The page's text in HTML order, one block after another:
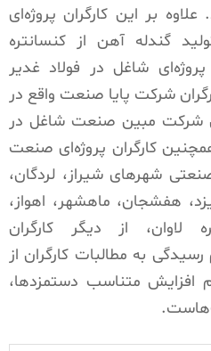
بر این کارگران پروژه‌ای
گندله آهن از كنسانتره
پروژه‌ای شاغل در فولاد غدیر
شرکت پایا صنعت واقع در
شرکت مبین صنعت شاغل در
کارگران پروژه‌ای صنعت
شهرهای شیراز، لردگان،
هفشجان، ماهشهر، اهواز،
لاوان، از دیگر کارگران
به مطالبات کارگران از
متناسب دستمزدها،